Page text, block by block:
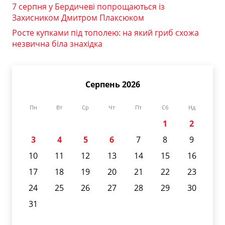
7 серпня у Бердичеві попрощаються із
Захисником Дмитром Плаксюком
Росте купками під тополею: на який гриб схожа
незвична біла знахідка
Серпень 2026
Пн Вт Ср Чт Пт Сб Нд
1
2
3
4 5 6 7 8
9
10
11 12 13 14 15
16
17
18 19 20 21 22
23
24
25 26 27 28 29
30
31